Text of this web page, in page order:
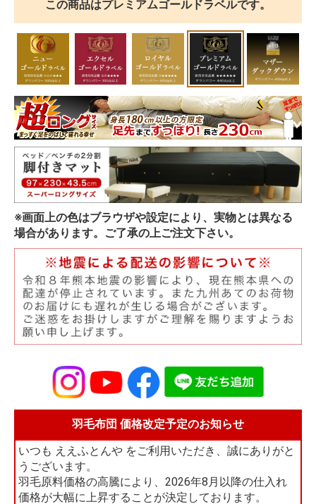
この商品はプレミアムゴールドラベルです。
※画面上の色はブラウザや設定により、実物とは異なる
場合があります。ご了承の上ご注文下さい。
羽毛布団 価格改定予定のお知らせ
いつも ええふとんや をご利用いただき、誠にありがと
うございます。
羽毛原料価格の高騰により、2026年8月以降の仕入れ
価格が大幅に上昇することが決定しております。